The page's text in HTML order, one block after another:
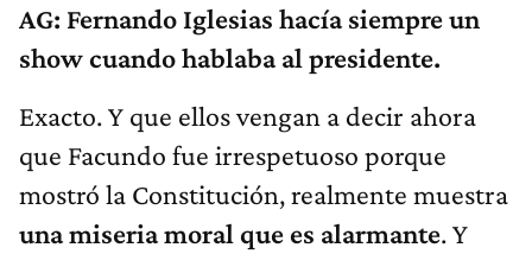
AG: Fernando Iglesias hacía siempre un
show cuando hablaba al presidente.
Exacto. Y que ellos vengan a decir ahora
que Facundo fue irrespetuoso porque
mostró la Constitución, realmente muestra
una miseria moral que es alarmante. Y